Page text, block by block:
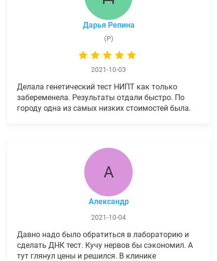
Дарья Репина
(Р)
2021-10-03
Делала генетический тест НИПТ как только
забеременела. Результаты отдали быстро. По
городу одна из самых низких стоимостей была.
А
Александр
2021-10-04
Давно надо было обратиться в лабораторию и
сделать ДНК тест. Кучу нервов бы сэкономил. А
тут глянул цены и решился. В клинике